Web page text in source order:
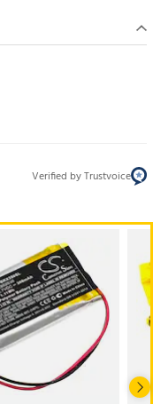
Verified by Trustvoice